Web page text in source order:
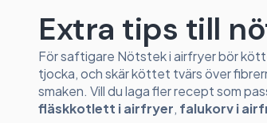
Extra tips till
För saftigare Nötstek i airfryer bör
tjocka, och skär köttet tvärs över
smaken. Vill du laga fler recept som
fläskkotlett i airfryer, falukorv i